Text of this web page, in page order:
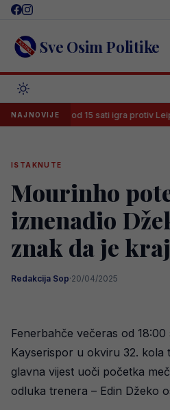
Skip
content Sve Osim Politike
NAJNOVIJE
Leeds od 15 sati igra protiv Leipziga,
ISTAKNUTE
Mourinho
iznenadio
znak da je
Redakcija Sop·20/04/2025
Fenerbahče večeras od 18:00
Kayserispor u okviru 32. kola
glavna vijest uoči početka
odluka trenera – Edin Džeko